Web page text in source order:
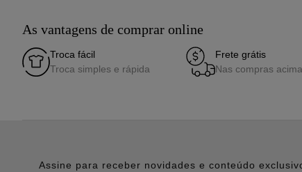
As vantagens de comprar online
Troca fácil
Troca simples e rápida
Frete grátis
Nas compras
Assine para receber novidades e conteúdo